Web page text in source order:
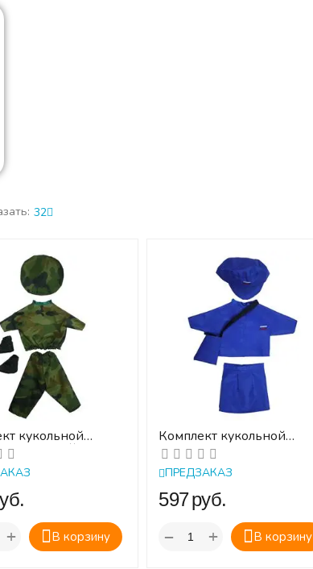
32
кукольной
ВОЕННЫЙ
В корзину
+
Комплект кукольной
одежды ПОЧТАЛЬОН
ПРЕДЗАКАЗ
‍597‍руб.
В корзину
+
−